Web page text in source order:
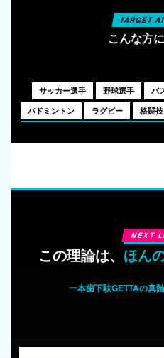
TARGET
こんな方
サッカー選手 野球選手 バ
バドミントン
ラグビー 格闘技
NEXT
この理論は、 ほん
一本歯下駄GETTAの真